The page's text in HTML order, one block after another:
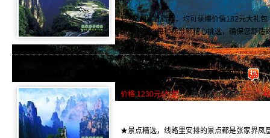
1、凡预定此行程，均可获赠价值182元大礼
旅游酒店，每种标准都精心挑选，确保您舒适
【喜乐拼团线路8】张家界、天子山、宝峰湖、猛洞河漂流、芙蓉镇四日游
价格:1230元/人 起 类型:散客拼团纯玩 4
★景点精选，线路里安排的景点都是张家界凤